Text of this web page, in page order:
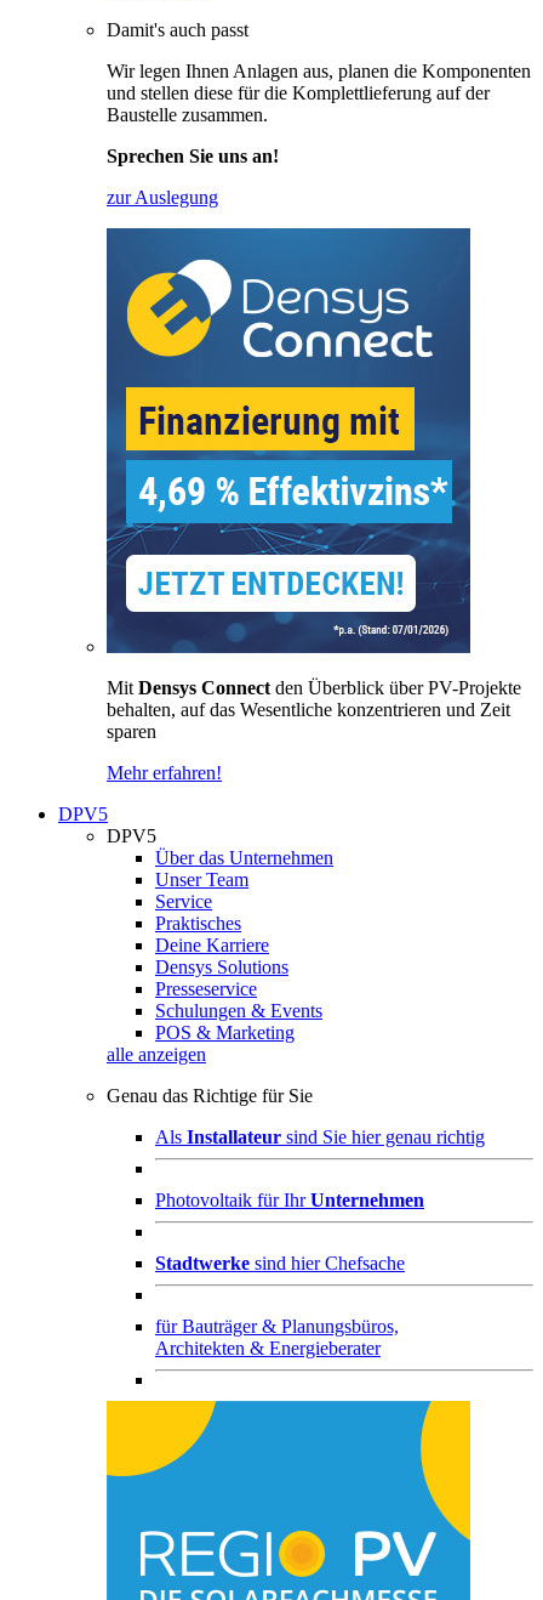
Damit's auch passt
Wir legen Ihnen Anlagen aus, planen die Komponenten
und stellen diese für die Komplettlieferung auf der
Baustelle zusammen.
Sprechen Sie uns an!
zur Auslegung
Mit Densys Connect den Überblick über PV-Projekte
behalten, auf das Wesentliche konzentrieren und Zeit
sparen
Mehr erfahren!
DPV5
DPV5
Über das Unternehmen
Unser Team
Service
Praktisches
Deine Karriere
Densys Solutions
Presseservice
Schulungen & Events
POS & Marketing
alle anzeigen
Genau das Richtige für Sie
Als Installateur sind Sie hier genau richtig
Photovoltaik für IhrUnternehmen
Stadtwerke sind hier Chefsache
fürBauträger & Planungsbüros,
Architekten & Energieberater